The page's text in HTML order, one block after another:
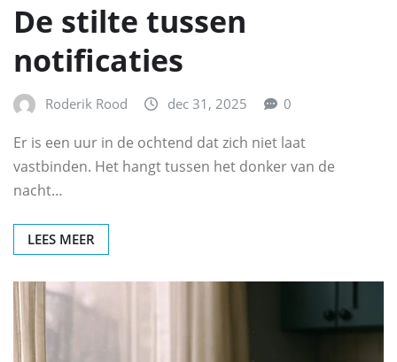
De stilte tussen
notificaties
Roderik Rood dec 31, 2025 0
Er is een uur in de ochtend dat zich niet laat
vastbinden. Het hangt tussen het donker van de
nacht…
LEES MEER